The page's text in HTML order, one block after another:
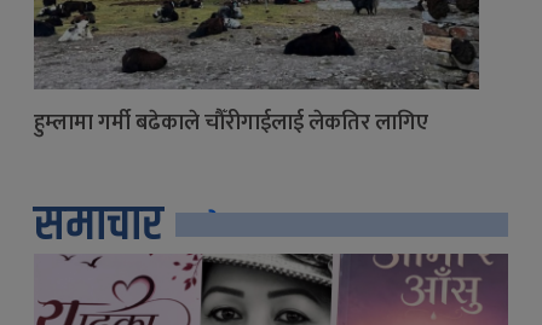
हुम्लामा गर्मी बढेकाले चौँरीगाईलाई लेकतिर लागिए
समाचार सबै